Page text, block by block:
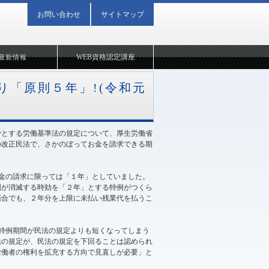
新情報
「原則５年」!(令和元
する労働基準法の規定について、厚生労働省
正民法で、さかのぼってお金を請求できる期
請求に限っては「１年」としていました。
消滅する時効を「２年」とする特例がつくら
でも、２年分を上限に未払い残業代を払うこ
期間が民法の規定よりも短くなってしまう
規定が、民法の規定を下回ることは認められ
者の権利を拡充する方向で見直しが必要」と
WEB資格認定講座
お問い合わせ サイトマップ